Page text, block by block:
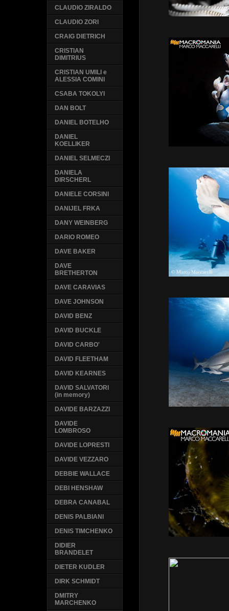
CLAUDIO ZIRALDO
CLAUDIO ZORI
CRAIG DIETRICH
CRISTIAN
DIMITRIUS
CRISTIAN UMILI e
ALESSIA COMINI
CSABA TOKOLYI
DAN BOLT
DANIEL BOTELHO
DANIEL
KOELLIKER
DANIEL SELMECZI
DANIELA
DIRSCHERL
DANIELE CORSINI
DANIJEL FRKA
DANY WEINBERG
DARIO ROMEO
DAVE BAKER
DAVE
BRETHERTON
DAVE CARAVIAS
DAVE JOHNSON
DAVID BENZ
DAVID BUCKLE
DAVID CARBO'
DAVID FLEETHAM
DAVID KEARNES
DAVID SALVATORI
(in memory)
DAVIDE BARZAZZI
DAVIDE
LOMBROSO
DAVIDE LOPRESTI
DAVIDE VEZZARO
DEBBIE WALLACE
DEBI HENSHAW
DEBRA CANABAL
DENIS PALBIANI
DENIS TIMCHENKO
DIDIER
BRANDELET
DIETER KUDLER
DIRK SCHMIDT
DMITRY
MARCHENKO